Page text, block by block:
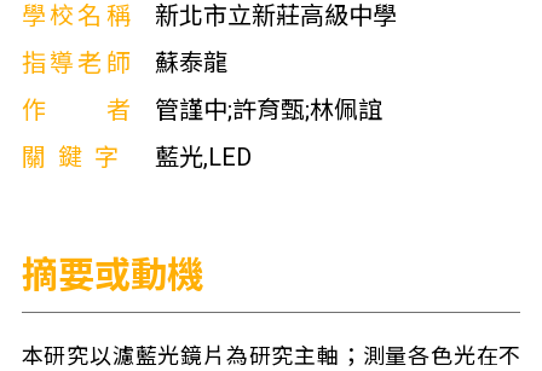
學校名稱
新北市立新莊高級中學
指導老師
蘇泰龍
作者
管謹中;許育甄;林佩誼
關鍵字
藍光,LED
摘要或動機
本研究以濾藍光鏡片為研究主軸；測量各色光在不